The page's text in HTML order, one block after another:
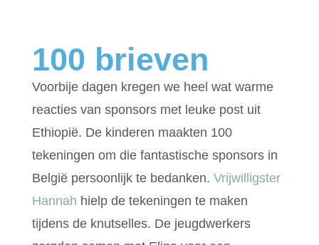
100 brieven
Voorbije dagen kregen we heel wat warme
reacties van sponsors met leuke post uit
Ethiopië. De kinderen maakten 100
tekeningen om die fantastische sponsors in
België persoonlijk te bedanken. Vrijwilligster
Hannah hielp de tekeningen te maken
tijdens de knutselles. De jeugdwerkers